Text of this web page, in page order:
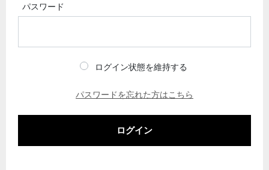
パスワード
ログイン状態を維持する
パスワードを忘れた方はこちら
ログイン